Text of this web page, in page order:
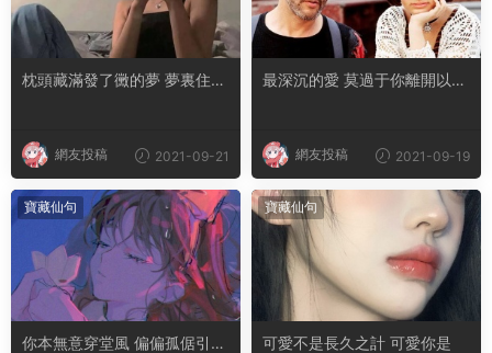
枕頭藏滿發了黴的夢 夢裏住了
網友投稿 2021-09-21
最深沉的愛 莫過于你離開以後
網友投稿 2021-09-19
寶藏仙句
你本無意穿堂風 偏偏孤倨引山
寶藏仙句
可愛不是長久之計 可愛你是